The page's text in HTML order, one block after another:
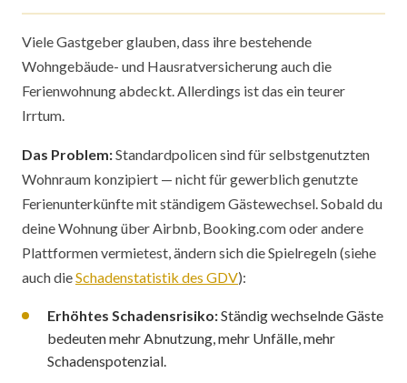
Viele Gastgeber glauben, dass ihre bestehende
Wohngebäude- und Hausratversicherung auch die
Ferienwohnung abdeckt. Allerdings ist das ein teurer
Irrtum.
Das Problem:Standardpolicen sind für selbstgenutzten
Wohnraum konzipiert — nicht für gewerblich genutzte
Ferienunterkünfte mit ständigem Gästewechsel. Sobald du
deine Wohnung über Airbnb, Booking.com oder andere
Plattformen vermietest, ändern sich die Spielregeln (siehe
auch dieSchadenstatistik des GDV):
Erhöhtes Schadensrisiko:Ständig wechselnde Gäste
bedeuten mehr Abnutzung, mehr Unfälle, mehr
Schadenspotenzial.